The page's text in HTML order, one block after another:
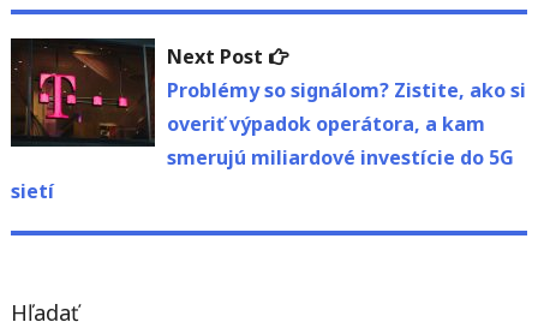
Next Post
Next
post:
Problémy so signálom? Zistite, ako si
overiť výpadok operátora, a kam
smerujú miliardové investície do 5G
sietí
Hľadať